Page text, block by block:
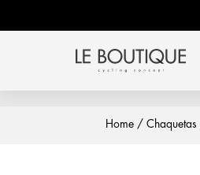
Home /Chaquetas